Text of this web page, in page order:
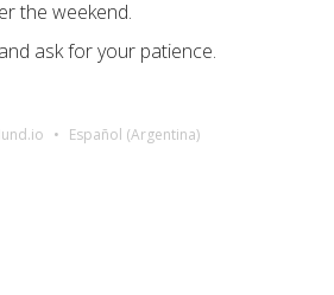
the weekend.
ask for your patience.
Español (Argentina)